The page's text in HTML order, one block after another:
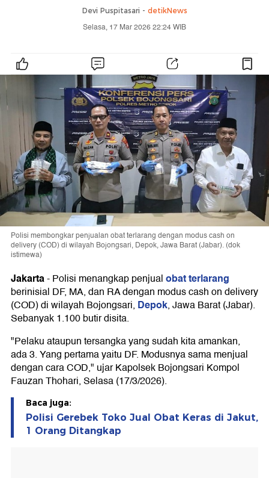
Devi Puspitasari - detikNews
Selasa, 17 Mar 2026 22:24 WIB
Polisi membongkar penjualan obat terlarang dengan modus cash on
delivery (COD) di wilayah Bojongsari, Depok, Jawa Barat (Jabar). (dok
istimewa)
Jakarta-Polisi menangkap penjualobat terlarang
berinisial DF, MA, dan RA dengan modus cash on delivery
(COD) di wilayah Bojongsari, Depok, Jawa Barat (Jabar).
Sebanyak 1.100 butir disita.
"Pelaku ataupun tersangka yang sudah kita amankan,
ada 3. Yang pertama yaitu DF. Modusnya sama menjual
dengan cara COD," ujar Kapolsek Bojongsari Kompol
Fauzan Thohari, Selasa (17/3/2026).
Baca juga:
Polisi Gerebek Toko Jual Obat Keras di Jakut,
1 Orang Ditangkap